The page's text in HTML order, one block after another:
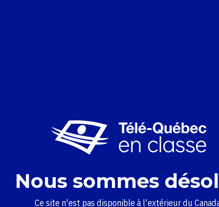
Nous sommes
Ce site n'est pas disponible à l'extérieur du